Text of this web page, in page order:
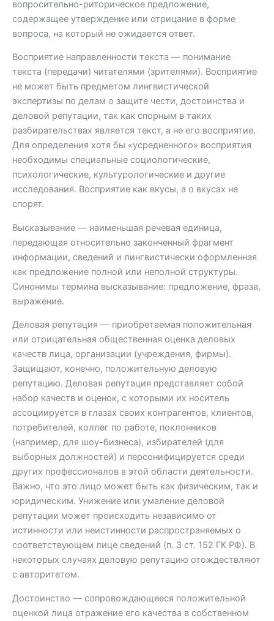
вопросительно-риторическое предложение,
содержащее утверждение или отрицание в форме
вопроса, на который не ожидается ответ.
Восприятие направленности текста — понимание
текста (передачи) читателями (зрителями). Восприятие
не может быть предметом лингвистической
экспертизы по делам о защите чести, достоинства и
деловой репутации, так как спорным в таких
разбирательствах является текст, а не его восприятие.
Для определения хотя бы «усредненного» восприятия
необходимы специальные социологические,
психологические, культурологические и другие
исследования. Восприятие как вкусы, а о вкусах не
спорят.
Высказывание — наименьшая речевая единица,
передающая относительно законченный фрагмент
информации, сведений и лингвистически оформленная
как предложение полной или неполной структуры.
Синонимы термина высказывание: предложение, фраза,
выражение.
Деловая репутация — приобретаемая положительная
или отрицательная общественная оценка деловых
качеств лица, организации (учреждения, фирмы).
Защищают, конечно, положительную деловую
репутацию. Деловая репутация представляет собой
набор качеств и оценок, с которыми их носитель
ассоциируется в глазах своих контрагентов, клиентов,
потребителей, коллег по работе, поклонников
(например, для шоу-бизнеса), избирателей (для
выборных должностей) и персонифицируется среди
других профессионалов в этой области деятельности.
Важно, что это лицо может быть как физическим, так и
юридическим. Унижение или умаление деловой
репутации может происходить независимо от
истинности или неистинности распространяемых о
соответствующем лице сведений (п. 3 ст. 152 ГК РФ). В
некоторых случаях деловую репутацию отождествляют
с авторитетом.
Достоинство — сопровождающееся положительной
оценкой лица отражение его качества в собственном